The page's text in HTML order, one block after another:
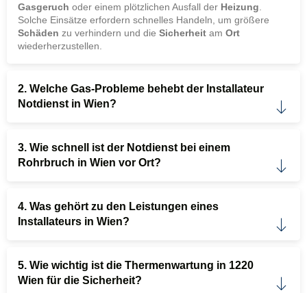
Gasgeruch oder einem plötzlichen Ausfall der Heizung
Solche Einsätze erfordern schnelles Handeln, um größere
Schäden zu verhindern und die Sicherheit am Ort
wiederherzustellen.
2. Welche Gas-Probleme behebt der Installateur
Notdienst in Wien?
3. Wie schnell ist der Notdienst bei einem
Rohrbruch in Wien vor Ort?
4. Was gehört zu den Leistungen eines
Installateurs in Wien?
5. Wie wichtig ist die Thermenwartung in 1220
Wien für die Sicherheit?